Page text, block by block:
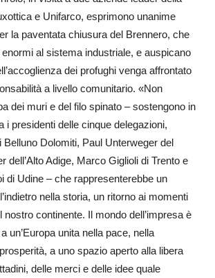
e Unifarco, esprimono unanime
la paventata chiusura del Brennero, che
al sistema industriale, e auspicano
dei profughi venga affrontato
a livello comunitario. «Non
dei muri e del filo spinato – sostengono in
i presidenti delle cinque delegazioni,
Belluno Dolomiti, Paul Unterweger del
dell’Alto Adige, Marco Giglioli di Trento e
di Udine – che rappresenterebbe un
nella storia, un ritorno ai momenti
nostro continente. Il mondo dell’impresa è
un’Europa unita nella pace, nella
a uno spazio aperto alla libera
delle merci e delle idee quale